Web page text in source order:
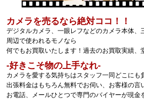
カメラを売るなら絶対ココ！！
デジタルカメラ、一眼レフなどのカメラ本体、
周辺で使われるモノなら
何でもお買取いたします！過去のお買取実績、
‐好きこそ物の上手なれ‐
カメラを愛する気持ちはスタッフ一同どこにも
出張料金はもちろん無料でお伺い、お客様の言
お電話、メールひとつで専門のバイヤーが現金